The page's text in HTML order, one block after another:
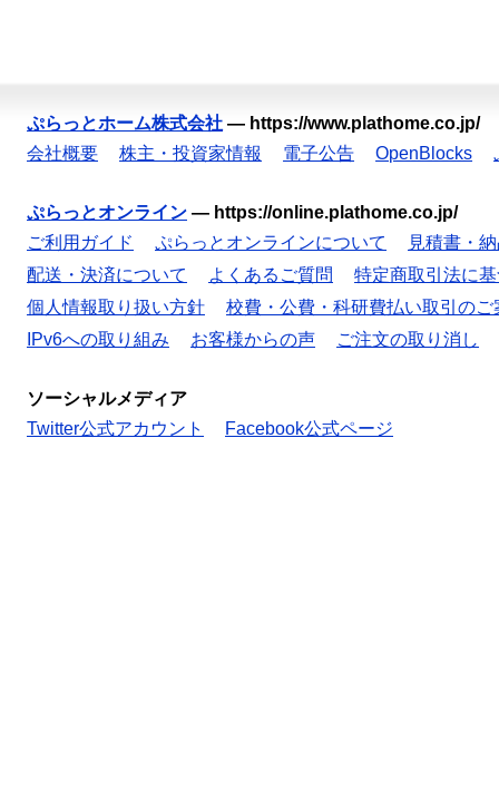
ぷらっとホーム株式会社 — https://www.plathome.co.jp/
会社概要
株主・投資家情報 電子公告 OpenBlocks
ぷらっとオンライン — https://online.plathome.co.jp/
ご利用ガイド
ぷらっとオンラインについて
見積書・
配送・決済について
よくあるご質問
特定商取引法に
個人情報取り扱い方針
校費・公費・科研費払い取引のご
IPv6への取り組み
お客様からの声 ご注文の取り消し
ソーシャルメディア
Twitter公式アカウント
Facebook公式ページ